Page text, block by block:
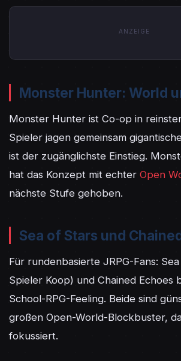
ANZEIGE
Monster Hunter: World
Monster Hunter ist Co-op in
Spieler jagen gemeinsam
ist der zugänglichste Einstieg.
hat das Konzept mit echter Open
nächste Stufe gehoben.
Sea of Stars und
Für rundenbasierte JRPG-Fans:
Spieler Koop) und Chained Echoes
School-RPG-Feeling. Beide sind
großen Open-World-Blockbuster,
fokussiert.